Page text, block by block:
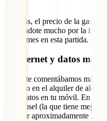
Además, el precio de la
moviéndote mucho por la isla,
20€ al mes en esta partida.
3. Internet y datos
Como te comentábamos más
incluido en el alquiler de
tener datos en tu móvil. En ese
Telkomsel (la que tiene mejor
mes por aproximadamente 30